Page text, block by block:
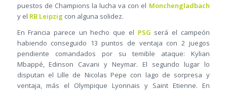
puestos de Champions la lucha va con el Monchengladbach
y el RB Leipzigcon alguna solidez.
En Francia parece un hecho que el PSG será el campeón
habiendo conseguido 13 puntos de ventaja con 2 juegos
pendiente comandados por su temible ataque: Kylian
Mbappé, Edinson Cavani y Neymar. El segundo lugar lo
disputan el Lille de Nicolas Pepe con lago de sorpresa y
ventaja, más el Olympique Lyonnais y Saint Etienne. En